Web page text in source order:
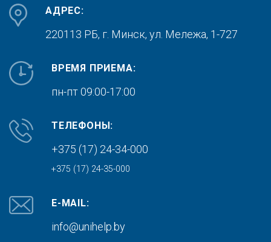
АДРЕС:
220113 РБ, г. Минск, ул. Мележа, 1-727
ВРЕМЯ ПРИЕМА:
пн-пт 09:00-17:00
ТЕЛЕФОНЫ:
+375 (17) 24-34-000
+375 (17) 24-35-000
E-MAIL:
info@unihelp.by